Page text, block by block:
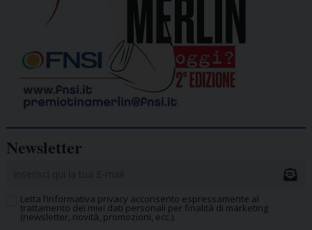
Newsletter
Letta l’informativa privacy acconsento espressamente al
trattamento dei miei dati personali per finalità di marketing
(newsletter, novità, promozioni, ecc.).